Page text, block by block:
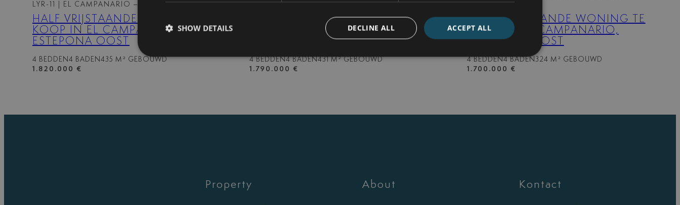
LYR-11 | EL CAMPANARIO – ESTEPONA OOST
HALF VRIJSTAANDE WONING TE
KOOP IN EL CAMPANARIO,
ESTEPONA OOST
4 BEDDEN 4 BADEN 435 M² GEBOUWD
1.820.000 €
LYR-12| EL CAMPANARIO – ESTEPONA OOST
HALF VRIJSTAANDE WONING TE
KOOP IN EL CAMPANARIO,
ESTEPONA OOST
4 BEDDEN4 BADEN431 M² GEBOUWD
1.790.000 €
OOST
HALF VRIJSTAANDE WONING TE
KOOP IN EL CAMPANARIO,
ESTEPONA OOST
4 BEDDEN4 BADEN 324 M² GEBOUWD
1.700.000 €
Property About Kontact
ACCEPT ALL
DECLINE ALL
SHOW DETAILS